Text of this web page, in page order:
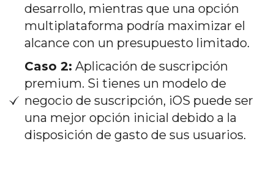
desarrollo, mientras que una opción
multiplataforma podría maximizar el
alcance con un presupuesto limitado.
Caso 2: Aplicación de suscripción
premium. Si tienes un modelo de
negocio de suscripción, iOS puede ser
una mejor opción inicial debido a la
disposición de gasto de sus usuarios.